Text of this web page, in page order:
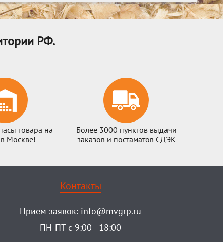
РФ.
товара на
Москве!
Более 3000 пунктов выдачи
заказов и постаматов СДЭК
Контакты
Прием заявок: info@mvgrp.ru
ПН-ПТ с 9:00 - 18:00